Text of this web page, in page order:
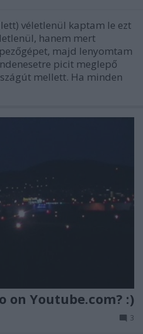
véletlenül kaptam le ezt
hanem mert
majd lenyomtam
picit meglepő
mellett. Ha minden
on Youtube.com? :)
3